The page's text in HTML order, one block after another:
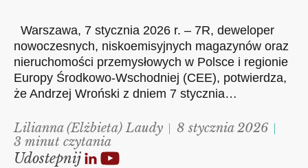
Warszawa, 7 stycznia 2026 r. – 7R, deweloper
nowoczesnych, niskoemisyjnych magazynów oraz
nieruchomości przemysłowych w Polsce i regionie
Europy Środkowo-Wschodniej (CEE), potwierdza,
że Andrzej Wroński z dniem 7 stycznia…
Lilianna (Elżbieta) Laudy
8 stycznia 2026
3 minut czytania
Udostepnij